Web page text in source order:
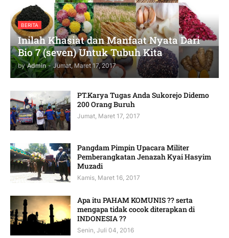
BERITA
Inilah Khasiat dan Manfaat Nyata Dari
Bio 7 (seven) Untuk Tubuh Kita
by Admin - Jumat, Maret 17, 2017
PT.Karya Tugas Anda Sukorejo Didemo
200 Orang Buruh
Jumat, Maret 17, 2017
Pangdam Pimpin Upacara Militer
Pemberangkatan Jenazah Kyai Hasyim
Muzadi
Kamis, Maret 16, 2017
Apa itu PAHAM KOMUNIS ?? serta
mengapa tidak cocok diterapkan di
INDONESIA ??
Senin, Juli 04, 2016